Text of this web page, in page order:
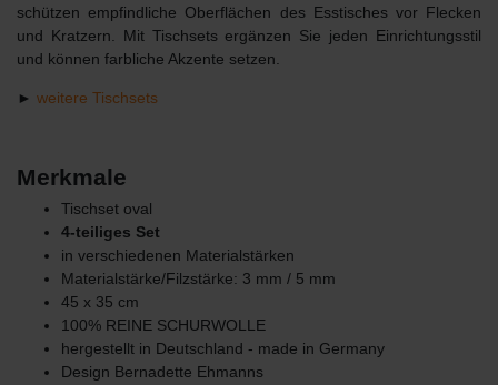
schützen empfindliche Oberflächen des Esstisches vor Flecken
und Kratzern. Mit Tischsets ergänzen Sie jeden Einrichtungsstil
und können farbliche Akzente setzen.
► weitere Tischsets
Merkmale
Tischset oval
4-teiliges Set
in verschiedenen Materialstärken
Materialstärke/Filzstärke: 3 mm / 5 mm
45 x 35 cm
100% REINE SCHURWOLLE
hergestellt in Deutschland - made in Germany
Design Bernadette Ehmanns